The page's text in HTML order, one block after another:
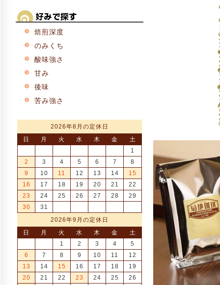
焙煎深度
のみくち
酸味強さ
甘み
後味
苦み強さ
2026年8月の定休日
日
月 火 水 木 金
土
1
2
3 4 5 6 7
8
9
10 11 12 13 14
15
16
17 18 19 20 21
22
23
24 25 26 27 28
29
30
31
2026年9月の定休日
日
月 火 水 木 金
土
1
2 3 4
5
6
7 8 9 10 11
12
13
14 15 16 17 18
19
20
21 22 23 24 25
26